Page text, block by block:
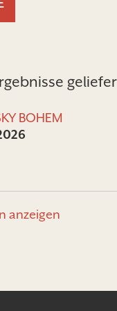
BOHEM
anzeigen